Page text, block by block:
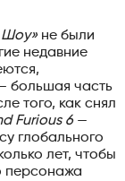
Шоу»не были
недавние
большая часть
того, как снял
Furious 6—
глобального
лет, чтобы
персонажа